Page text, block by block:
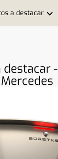
a destacar
destacar -